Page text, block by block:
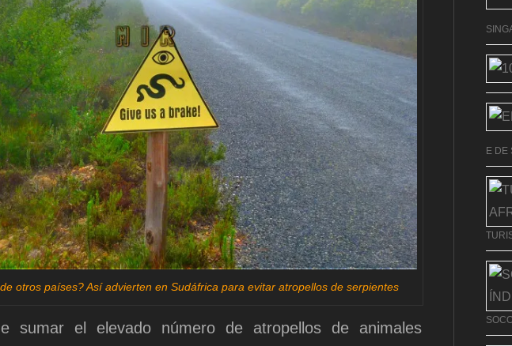
otros países? Así advierten en Sudáfrica para evitar atropellos de serpientes
sumar el elevado número de atropellos de animales
E DE